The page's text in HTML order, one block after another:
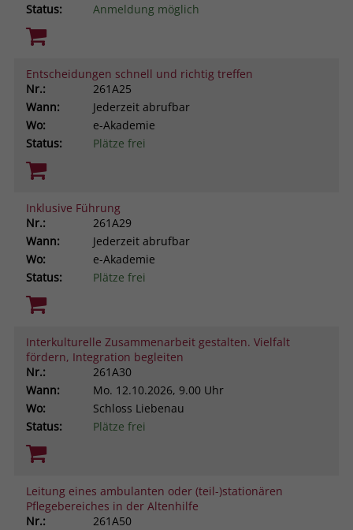
Status:
Anmeldung möglich
Entscheidungen schnell und richtig treffen
Nr.:
261A25
Wann:
Jederzeit abrufbar
Wo:
e-Akademie
Status:
Plätze frei
Inklusive Führung
Nr.:
261A29
Wann:
Jederzeit abrufbar
Wo:
e-Akademie
Status:
Plätze frei
Interkulturelle Zusammenarbeit gestalten. Vielfalt
fördern, Integration begleiten
Nr.:
261A30
Wann:
Mo. 12.10.2026, 9.00 Uhr
Wo:
Schloss Liebenau
Status:
Plätze frei
Leitung eines ambulanten oder (teil-)stationären
Pflegebereiches in der Altenhilfe
Nr.:
261A50